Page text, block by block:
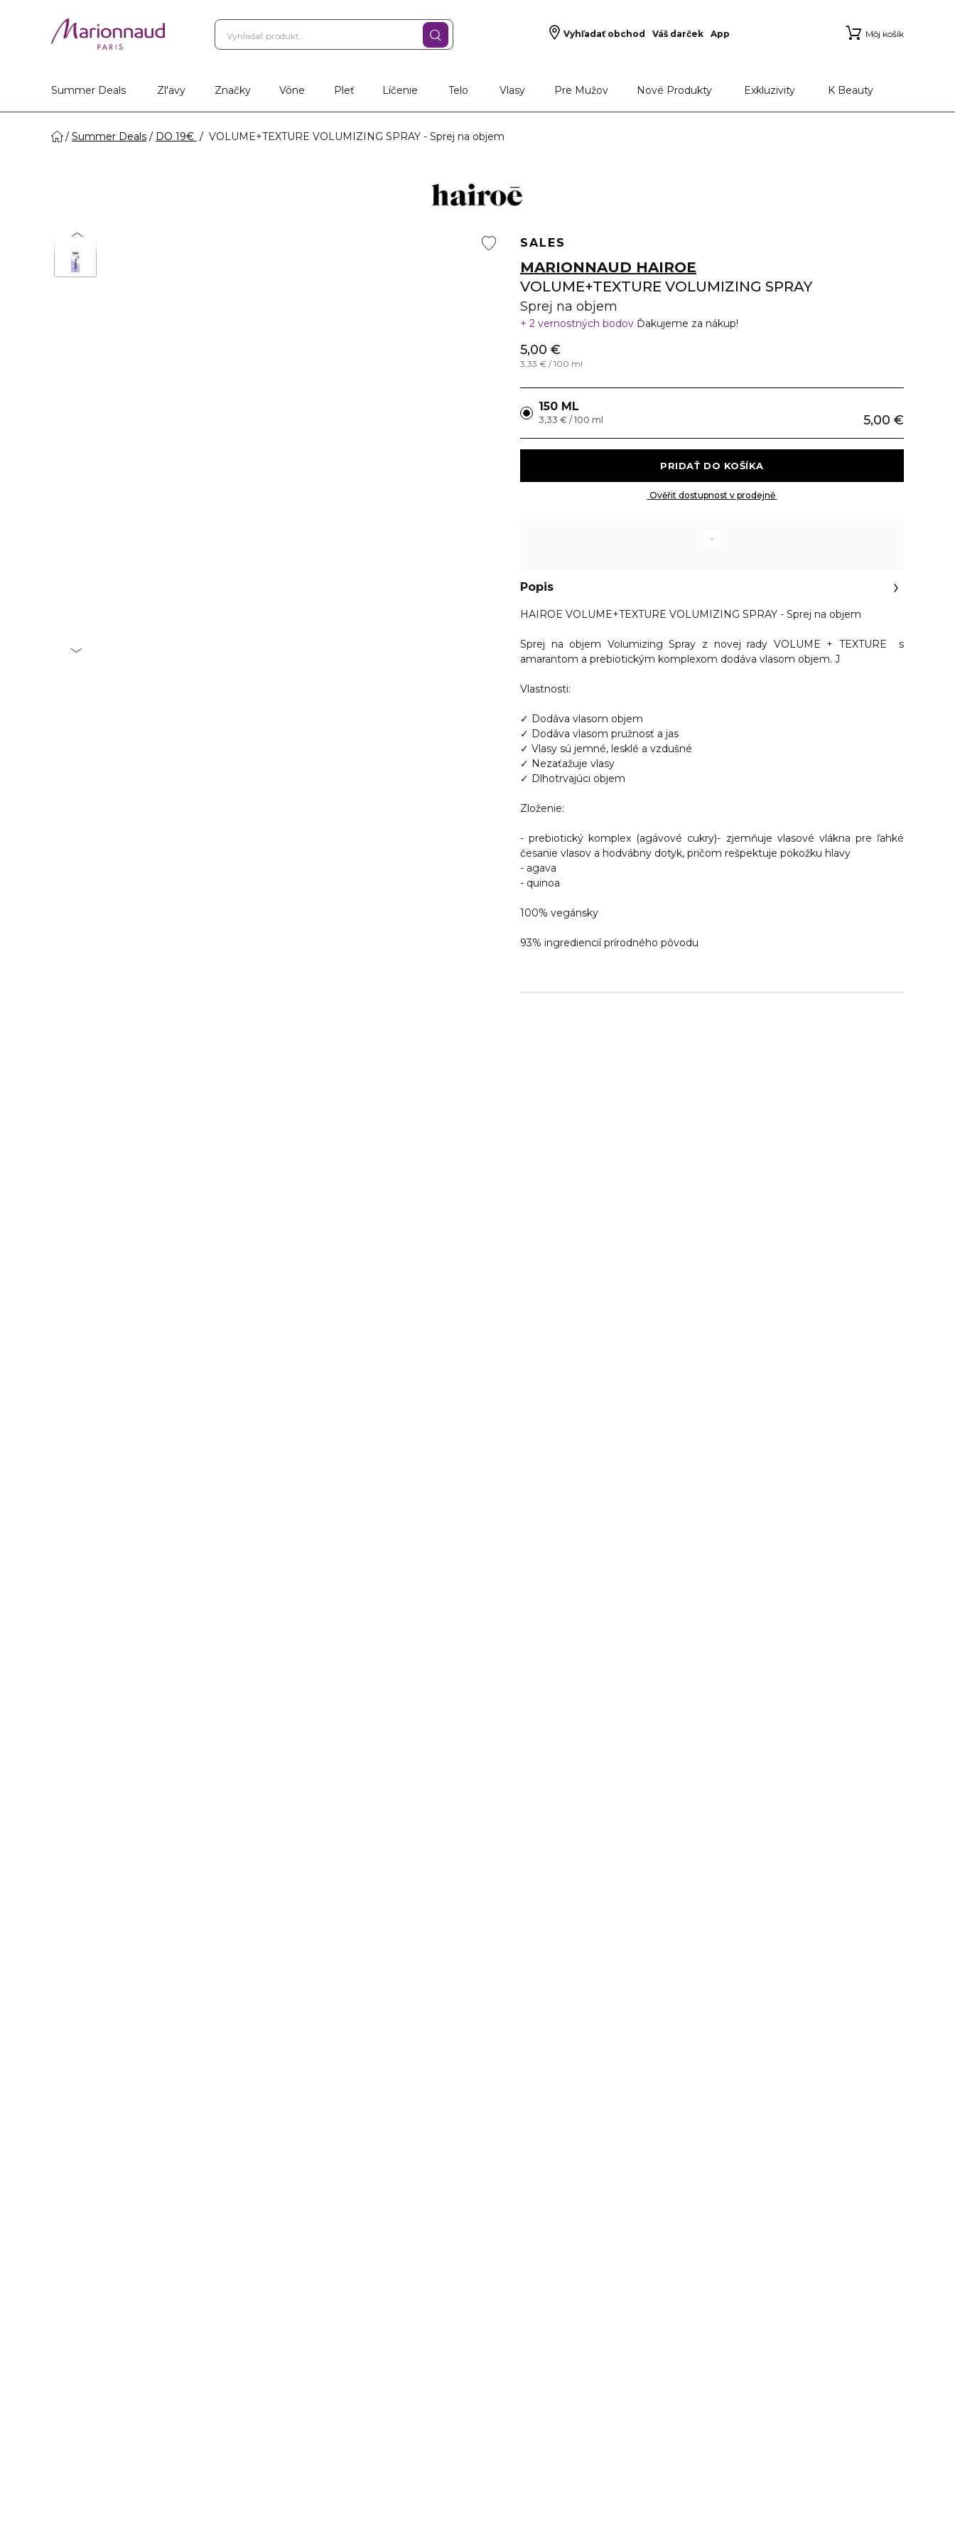
Vyhľadať obchod Váš darček App Môj košík
Summer Deals Zl'avy Značky Vône Pleť Líčenie Telo Vlasy Pre Mužov Nové Produkty Exkluzivity K Beauty
Summer Deals DO 19€ VOLUME+TEXTURE VOLUMIZING SPRAY - Sprej na objem
SALES
MARIONNAUD HAIROE
VOLUME+TEXTURE VOLUMIZING SPRAY
Sprej na objem
2 vernostných bodov Ďakujeme za nákup!
5,00 €
3,33 € / 100 ml
150 ML
5,00 €
3,33 € / 100 ml
Ověřit dostupnost v prodejně
Popis
HAIROE VOLUME+TEXTURE VOLUMIZING SPRAY - Sprej na objem
Sprej na objem Volumizing Spray z novej rady VOLUME + TEXTURE s
amarantom a prebiotickým komplexom dodáva vlasom objem. J
Vlastnosti:
✓ Dodáva vlasom objem
✓ Dodáva vlasom pružnosť a jas
✓ Vlasy sú jemné, lesklé a vzdušné
✓ Nezaťažuje vlasy
✓ Dlhotrvajúci objem
Zloženie:
- prebiotický komplex (agávové cukry)- zjemňuje vlasové vlákna pre ľahké
česanie vlasov a hodvábny dotyk, pričom rešpektuje pokožku hlavy
- agava
- quinoa
100% vegánsky
93% ingrediencií prírodného pôvodu